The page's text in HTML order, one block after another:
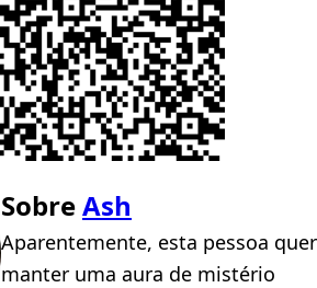
SobreAsh
Aparentemente, esta pessoa quer
manter uma aura de mistério